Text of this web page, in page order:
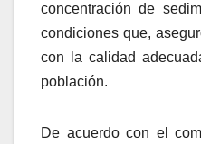
concentración de
condiciones que,
con la calidad
población.
De acuerdo con el